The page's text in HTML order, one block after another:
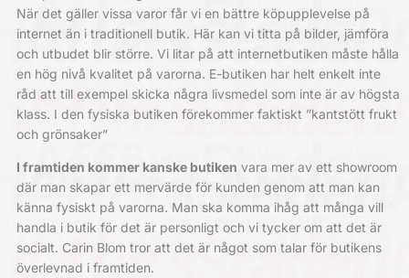
När det gäller vissa varor får vi en bättre köpupplevelse på
internet än i traditionell butik. Här kan vi titta på bilder, jämföra
och utbudet blir större. Vi litar på att internetbutiken måste hålla
en hög nivå kvalitet på varorna. E-butiken har helt enkelt inte
råd att till exempel skicka några livsmedel som inte är av högsta
klass. I den fysiska butiken förekommer faktiskt ”kantstött frukt
och grönsaker”
I framtiden kommer kanske butiken vara mer av ett showroom
där man skapar ett mervärde för kunden genom att man kan
känna fysiskt på varorna. Man ska komma ihåg att många vill
handla i butik för det är personligt och vi tycker om att det är
socialt. Carin Blom tror att det är något som talar för butikens
överlevnad i framtiden.